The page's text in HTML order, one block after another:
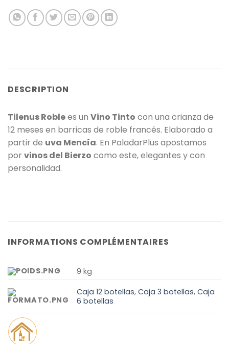
DESCRIPTION
Tilenus Roblees un Vino Tinto con una crianza de
12 meses en barricas de roble francés. Elaborado a
partir de uva Mencía. En PaladarPlus apostamos
por vinos del Bierzo como este, elegantes y con
personalidad.
INFORMATIONS COMPLÉMENTAIRES
9 kg
Caja 12 botellas,Caja 3 botellas,Caja
6 botellas